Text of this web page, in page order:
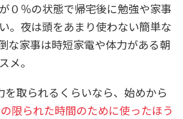
０％の状態で帰宅後に勉強や家事
。夜は頭をあまり使わない簡単な
な家事は時短家電や体力がある朝
メ。
を取られるくらいなら、始めから
限られた時間のために使ったほう